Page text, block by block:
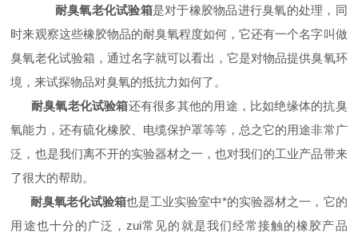
耐臭氧老化试验箱是对于橡胶物品进行臭氧的处理，同
时来观察这些橡胶物品的耐臭氧程度如何，它还有一个名字叫做
臭氧老化试验箱，通过名字就可以看出，它是对物品提供臭氧环
境，来试探物品对臭氧的抵抗力如何了。
耐臭氧老化试验箱还有很多其他的用途，比如绝缘体的抗臭
氧能力，还有硫化橡胶、电缆保护罩等等，总之它的用途非常广
泛，也是我们离不开的实验器材之一，也对我们的工业产品带来
了很大的帮助。
耐臭氧老化试验箱也是工业实验室中*的实验器材之一，它的
用途也十分的广泛，zui常见的就是我们经常接触的橡胶产品